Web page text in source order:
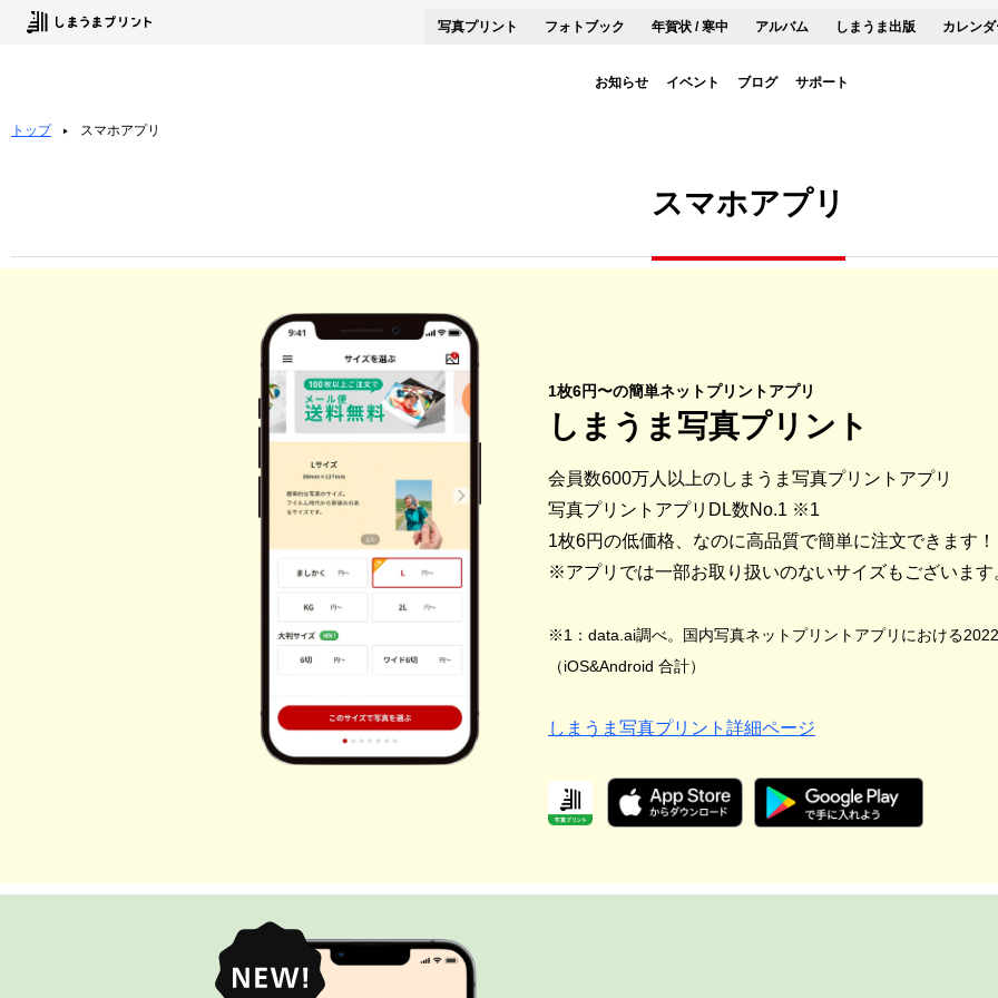
写真プリント フォトブック 年賀状 / 寒中 アルバム しまうま出版 カレン
お知らせ イベント ブログ サポート
トップ スマホアプリ
スマホアプリ
1枚6円〜の簡単ネットプリントアプリ
しまうま写真プリント
会員数600万人以上のしまうま写真プリントアプリ
写真プリントアプリDL数No.1 ※1
1枚6円の低価格、なのに高品質で簡単に注文できます！
※アプリでは一部お取り扱いのないサイズもございます
※1：data.ai調べ。国内写真ネットプリントアプリにおける
（iOS&Android 合計）
しまうま写真プリント詳細ページ